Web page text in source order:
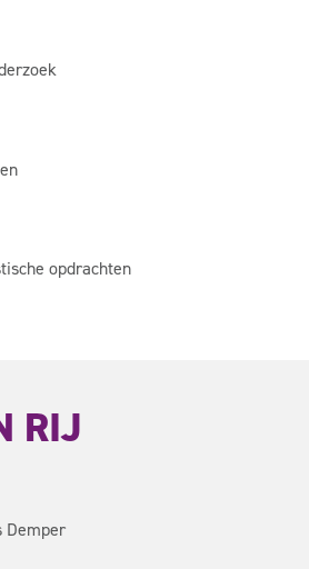
opdrachten
RIJ
Demper